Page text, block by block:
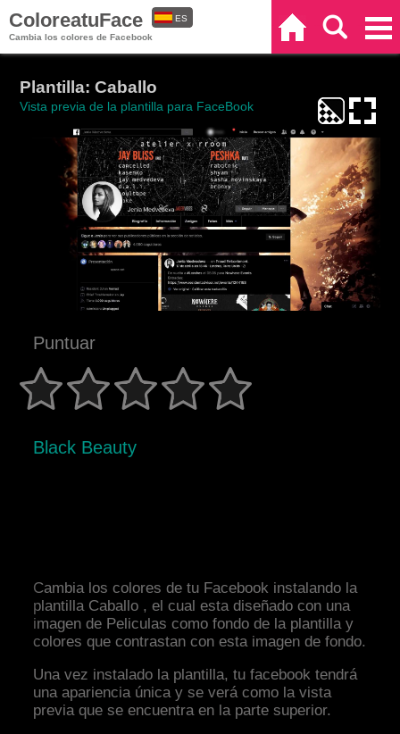
ColoreatuFace
Cambia los colores de Facebook
ES
Plantilla: Caballo
Vista previa de la plantilla para FaceBook
Puntuar
Black Beauty
Cambia los colores de tu Facebook instalando la
plantilla Caballo , el cual esta diseñado con una
imagen de Peliculas como fondo de la plantilla y
colores que contrastan con esta imagen de fondo.
Una vez instalado la plantilla, tu facebook tendrá
una apariencia única y se verá como la vista
previa que se encuentra en la parte superior.